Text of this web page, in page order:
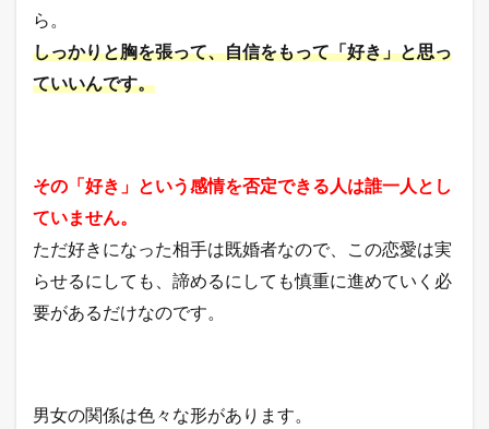
ら。
しっかりと胸を張って、自信をもって「好き」と思っ
ていいんです。
その「好き」という感情を否定できる人は誰一人とし
ていません。
ただ好きになった相手は既婚者なので、この恋愛は実
らせるにしても、諦めるにしても慎重に進めていく必
要があるだけなのです。
男女の関係は色々な形があります。